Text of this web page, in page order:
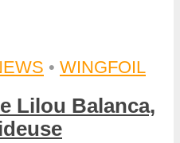
• WINGFOIL
Lilou Balanca,